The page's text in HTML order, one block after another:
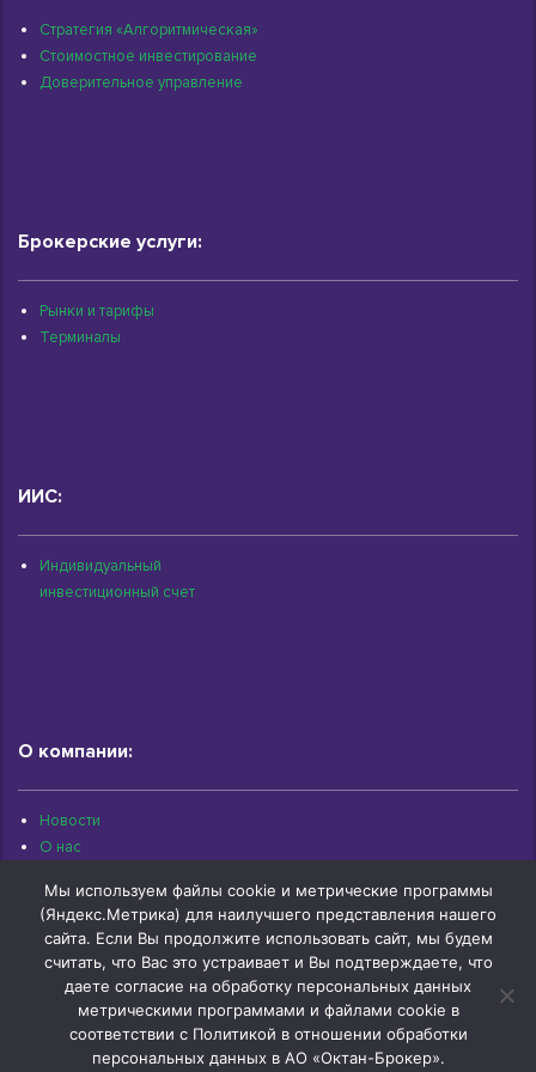
Стратегия «Алгоритмическая»
Стоимостное инвестирование
Доверительное управление
Брокерские услуги:
Рынки и тарифы
Терминалы
ИИС:
Индивидуальный
инвестиционный счет
О компании:
Новости
О нас
Контакты
Архив документов
© 1997-2026 «Октан-Брокер» | г.Омск, ул.Красный Путь, 109 оф.510 |
+7 (3812) 29-00-92
Мы используем файлы cookie и метрические программы
(Яндекс.Метрика) для наилучшего представления нашего
сайта. Если Вы продолжите использовать сайт, мы будем
считать, что Вас это устраивает и Вы подтверждаете, что
даете согласие на обработку персональных данных
метрическими программами и файлами cookie в
соответствии с Политикой в отношении обработки
персональных данных в АО «Октан-Брокер».